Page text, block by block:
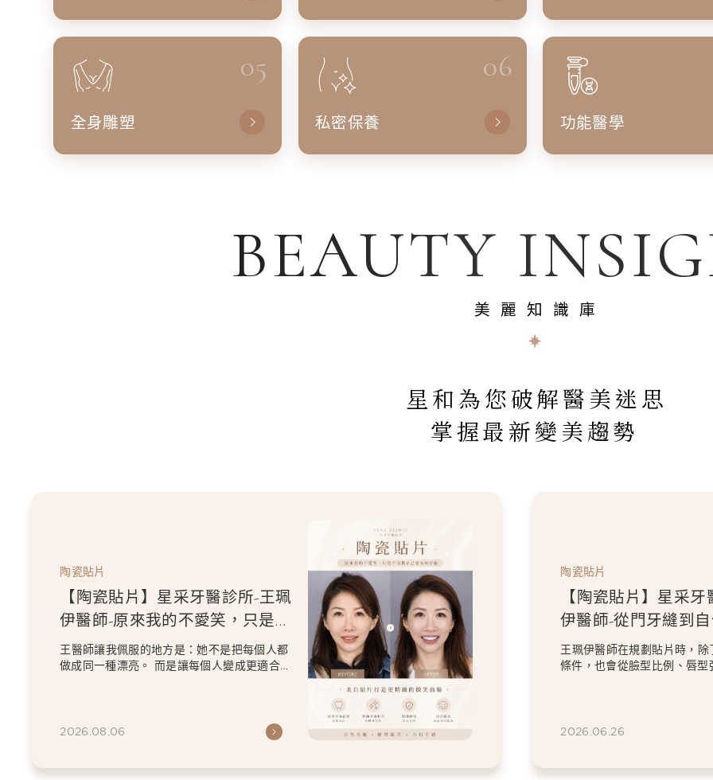
05
全身雕塑
06
私密保養 功能醫學
BEAUTY
美麗知識庫
星和為您破解醫美迷思
掌握最新變美趨勢
陶瓷貼片
【陶瓷貼片】星采牙醫診所-王珮
伊醫師-原來我的不愛笑，只是不
喜歡自己原本的牙齒
王醫師讓我佩服的地方是：她不是把每個人都
做成同一種漂亮。 而是讓每個人變成更適合自
2026.08.06
陶瓷貼片
【陶瓷貼片】星采
伊醫師-從門牙縫到
白貼片打造更精緻的
王珮伊醫師在規劃貼片時，除
條件，也會從臉型比例、唇型
2026.06.26